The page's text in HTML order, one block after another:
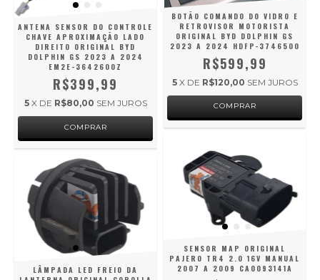
ANTENA SENSOR DO CONTROLE
CHAVE APROXIMAÇÃO LADO
DIREITO ORIGINAL BYD
DOLPHIN GS 2023 A 2024
EM2E-3642600Z
R$399,99
5 X DE R$80,00 SEM JUROS
BOTÃO COMANDO DO VIDRO E
RETROVISOR MOTORISTA
ORIGINAL BYD DOLPHIN GS
2023 A 2024 HDFP-3746500
R$599,99
5 X DE R$120,00 SEM JUROS
LÂMPADA LED FREIO DA
SENSOR MAP ORIGINAL
PAJERO TR4 2.0 16V MANUAL
2007 A 2009 CA0093141A